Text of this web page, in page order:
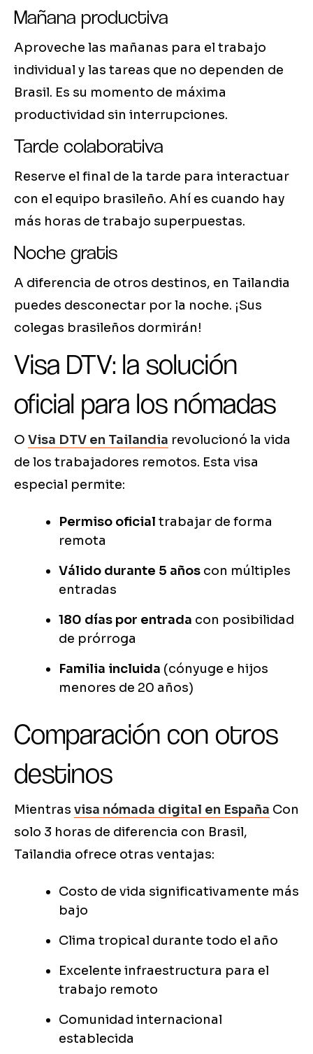
Mañana productiva
Aproveche las mañanas para el trabajo
individual y las tareas que no dependen de
Brasil. Es su momento de máxima
productividad sin interrupciones.
Tarde colaborativa
Reserve el final de la tarde para interactuar
con el equipo brasileño. Ahí es cuando hay
más horas de trabajo superpuestas.
Noche gratis
A diferencia de otros destinos, en Tailandia
puedes desconectar por la noche. ¡Sus
colegas brasileños dormirán!
Visa DTV: la solución
oficial para los nómadas
O Visa DTV en Tailandia revolucionó la vida
de los trabajadores remotos. Esta visa
especial permite:
Permiso oficial trabajar de forma
remota
Válido durante 5 años con múltiples
entradas
180 días por entrada con posibilidad
de prórroga
Familia incluida (cónyuge e hijos
menores de 20 años)
Comparación con otros
destinos
Mientras visa nómada digital en España Con
solo 3 horas de diferencia con Brasil,
Tailandia ofrece otras ventajas:
Costo de vida significativamente más
bajo
Clima tropical durante todo el año
Excelente infraestructura para el
trabajo remoto
Comunidad internacional
establecida